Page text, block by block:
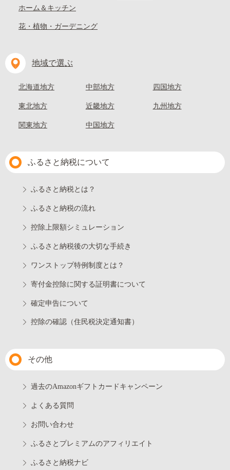
ホーム＆キッチン
花・植物・ガーデニング
地域で選ぶ
北海道地方
東北地方
関東地方
中部地方
近畿地方
中国地方
四国地方
九州地方
ふるさと納税について
ふるさと納税とは？
ふるさと納税の流れ
控除上限額シミュレーション
ふるさと納税後の大切な手続き
ワンストップ特例制度とは？
寄付金控除に関する証明書について
確定申告について
控除の確認（住民税決定通知書）
その他
過去のAmazonギフトカードキャンペーン
よくある質問
お問い合わせ
ふるさとプレミアムのアフィリエイト
ふるさと納税ナビ